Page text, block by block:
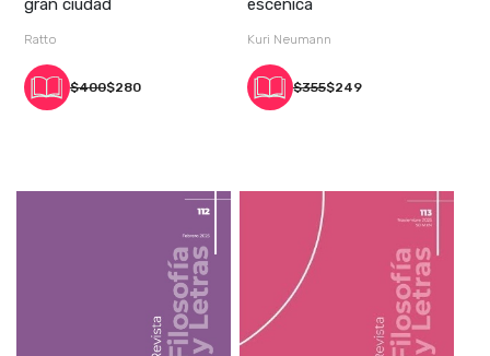
gran ciudad
Ratto
$400$280
escénica
Kuri Neumann
$355$249